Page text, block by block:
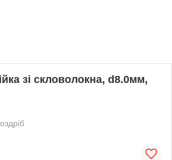
зі скловолокна, d8.0мм,